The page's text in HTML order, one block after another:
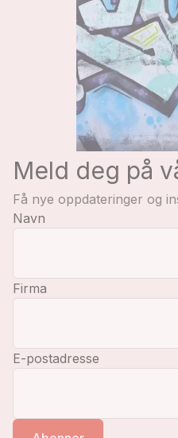
Meld deg på
Få nye oppdateringer og
Navn
Firma
E-postadresse